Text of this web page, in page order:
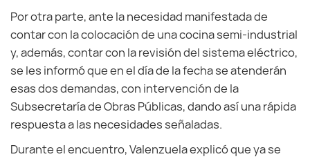
Por otra parte, ante la necesidad manifestada de
contar con la colocación de una cocina semi-industrial
y, además, contar con la revisión del sistema eléctrico,
se les informó que en el día de la fecha se atenderán
esas dos demandas, con intervención de la
Subsecretaría de Obras Públicas, dando así una rápida
respuesta a las necesidades señaladas.
Durante el encuentro, Valenzuela explicó que ya se